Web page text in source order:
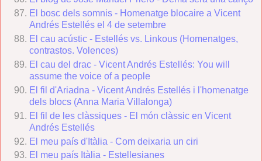
El bosc dels somnis - Homenatge blocaire a Vicent
Andrés Estellés el 4 de setembre
El cau acústic - Estellés vs. Linkous (Homenatges,
contrastos. Volences)
El cau del drac - Vicent Andrés Estellés: You will
assume the voice of a people
El fil d'Ariadna - Vicent Andrés Estellés i l'homenatge
dels blocs (Anna Maria Villalonga)
El fil de les clàssiques - El món clàssic en Vicent
Andrés Estellés
El meu país d'Itàlia - Com deixaria un ciri
El meu país Itàlia - Estellesianes